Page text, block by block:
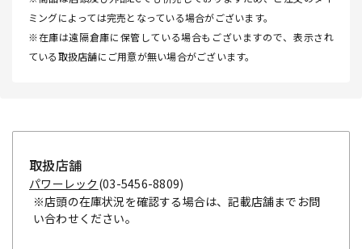
ミングによっては完売となっている場合がございます。
※在庫は遠隔倉庫に保管している場合もございますので、表示され
ている取扱店舗にご用意が無い場合がございます。
取扱店舗
パワーレック (03-5456-8809)
※店頭の在庫状況を確認する場合は、記載店舗までお問
い合わせください。